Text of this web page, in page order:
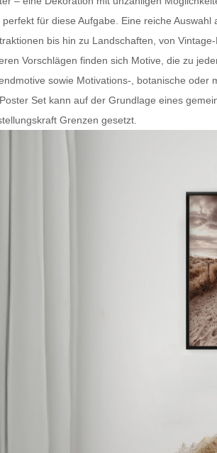
perfekt für diese Aufgabe. Eine reiche
bis hin zu Landschaften, von
Vorschlägen finden sich Motive, die zu
sowie Motivations-, botanische oder
Poster Set kann auf der Grundlage eines
Grenzen gesetzt.